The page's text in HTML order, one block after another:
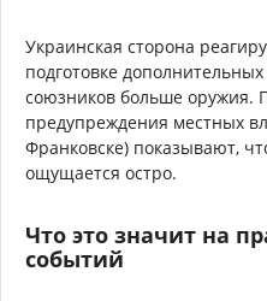
Украинская сторона
подготовке
союзников больше оружия.
предупреждения местных
Франковске) показывают,
ощущается остро.
Что это значит на
событий